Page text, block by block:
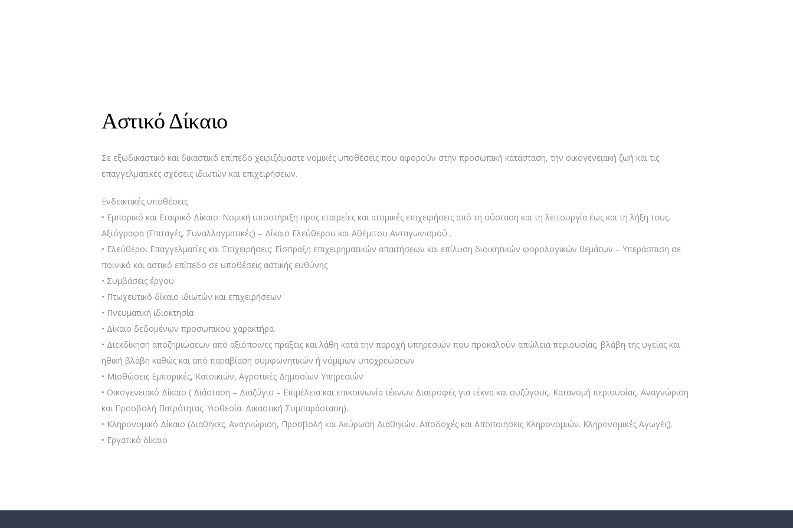
Αστικό Δίκαιο
Σε εξωδικαστικό και δικαστικό επίπεδο χειριζόμαστε νομικές υποθέσεις που αφορούν στην προσωπική κατάσταση, την οικογενειακή ζωή και τις
επαγγελματικές σχέσεις ιδιωτών και επιχειρήσεων.
Ενδεικτικές υποθέσεις
• Εμπορικό και Εταιρικό Δίκαιο: Νομική υποστήριξη προς εταιρείες και ατομικές επιχειρήσεις από τη σύσταση και τη λειτουργία έως και τη λήξη τους.
Αξιόγραφα (Επιταγές, Συναλλαγματικές) – Δίκαιο Ελεύθερου και Αθέμιτου Ανταγωνισμού .
• Ελεύθεροι Επαγγελματίες και Έπιχειρήσεις: Είσπραξη επιχειρηματικών απαιτήσεων και επίλυση διοικητικών φορολογικών θεμάτων – Υπεράσπιση σε
ποινικό και αστικό επίπεδο σε υποθέσεις αστικής ευθύνης
• Συμβάσεις έργου
• Πτωχευτικό δίκαιο ιδιωτών και επιχειρήσεων
• Πνευματική ιδιοκτησία
• Δίκαιο δεδομένων προσωπικού χαρακτήρα
• Διεκδίκηση αποζημιώσεων από αξιόποινες πράξεις και λάθη κατά την παροχή υπηρεσιών που προκαλούν απώλεια περιουσίας, βλάβη της υγείας και
ηθική βλάβη καθώς και από παραβίαση συμφωνητικών ή νόμιμων υποχρεώσεων
• Μισθώσεις Εμπορικές, Κατοικιών, Αγροτικές Δημοσίων Υπηρεσιών
• Οικογενειακό Δίκαιο ( Διάσταση – Διαζύγιο – Επιμέλεια και επικοινωνία τέκνων Διατροφές για τέκνα και συζύγους, Κατανομή περιουσίας, Αναγνώριση
και Προσβολή Πατρότητας. Υιοθεσία. Δικαστική Συμπαράσταση).
• Κληρονομικό Δίκαιο (Διαθήκες. Αναγνώριση, Προσβολή και Ακύρωση Διαθηκών. Αποδοχές και Αποποιήσεις Κληρονομιών. Κληρονομικές Αγωγές).
• Εργατικό δίκαιο